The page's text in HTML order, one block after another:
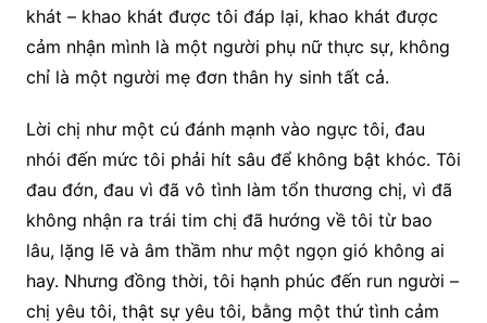
khát – khao khát được tôi đáp lại, khao khát được
cảm nhận mình là một người phụ nữ thực sự, không
chỉ là một người mẹ đơn thân hy sinh tất cả.
Lời chị như một cú đánh mạnh vào ngực tôi, đau
nhói đến mức tôi phải hít sâu để không bật khóc. Tôi
đau đớn, đau vì đã vô tình làm tổn thương chị, vì đã
không nhận ra trái tim chị đã hướng về tôi từ bao
lâu, lặng lẽ và âm thầm như một ngọn gió không ai
hay. Nhưng đồng thời, tôi hạnh phúc đến run người –
chị yêu tôi, thật sự yêu tôi, bằng một thứ tình cảm